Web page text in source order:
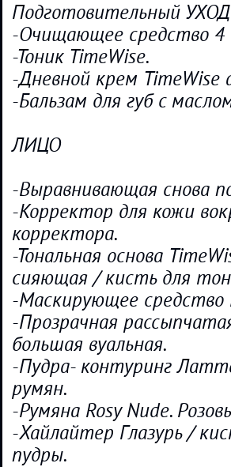
Подготовительный
-Очищающее средство 4
-Тоник TimeWise.
-Дневной крем TimeWise
-Бальзам для губ с
ЛИЦО
-Выравнивающая снова
-Корректор для кожи
корректора.
-Тональная основа
сияющая / кисть для
-Маскирующее средство
-Прозрачная
большая вуальная.
-Пудра- контуринг
румян.
-Румяна Rosy Nude.
-Хайлайтер Глазурь /
пудры.